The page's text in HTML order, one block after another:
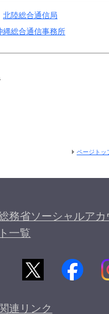
北陸総合通信局
縄総合通信事務所
ページトッ
務省ソーシャルアカ
ト一覧
関連リンク